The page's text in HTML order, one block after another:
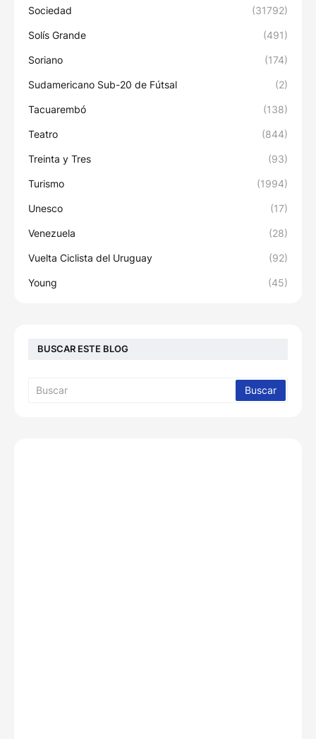
Sociedad (31792)
Solís Grande (491)
Soriano (174)
Sudamericano Sub-20 de Fútsal (2)
Tacuarembó (138)
Teatro (844)
Treinta y Tres (93)
Turismo (1994)
Unesco (17)
Venezuela (28)
Vuelta Ciclista del Uruguay (92)
Young (45)
BUSCAR ESTE BLOG